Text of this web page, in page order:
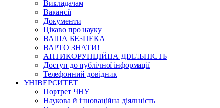
Викладачам
Вакансії
Документи
Цікаво про науку
ВАША БЕЗПЕКА
ВАРТО ЗНАТИ!
АНТИКОРУПЦІЙНА ДІЯЛЬНІСТЬ
Доступ до публічної інформації
Телефонний довідник
УНІВЕРСИТЕТ
Портрет ЧНУ
Наукова й інноваційна діяльність